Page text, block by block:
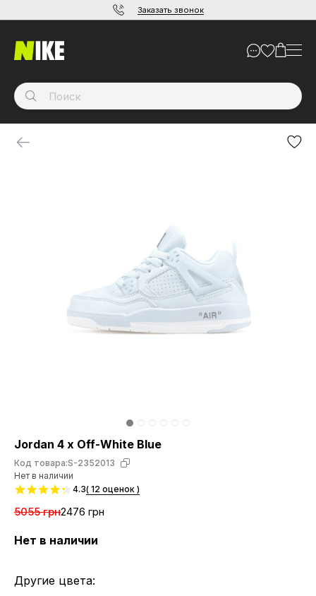
Заказать звонок
Jordan 4 x Off-White Blue
Код товара:S-2352013
Нет в наличии
4.3( 12 оценок )
5055 грн2476 грн
Нет в наличии
Другие цвета: